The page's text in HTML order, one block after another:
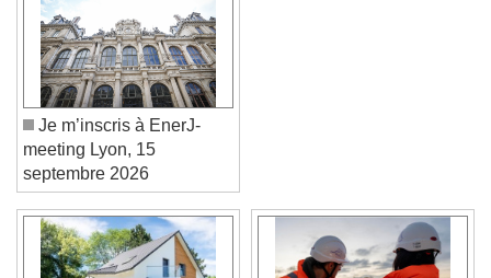
Je m’inscris à EnerJ-
meeting Lyon, 15
septembre 2026